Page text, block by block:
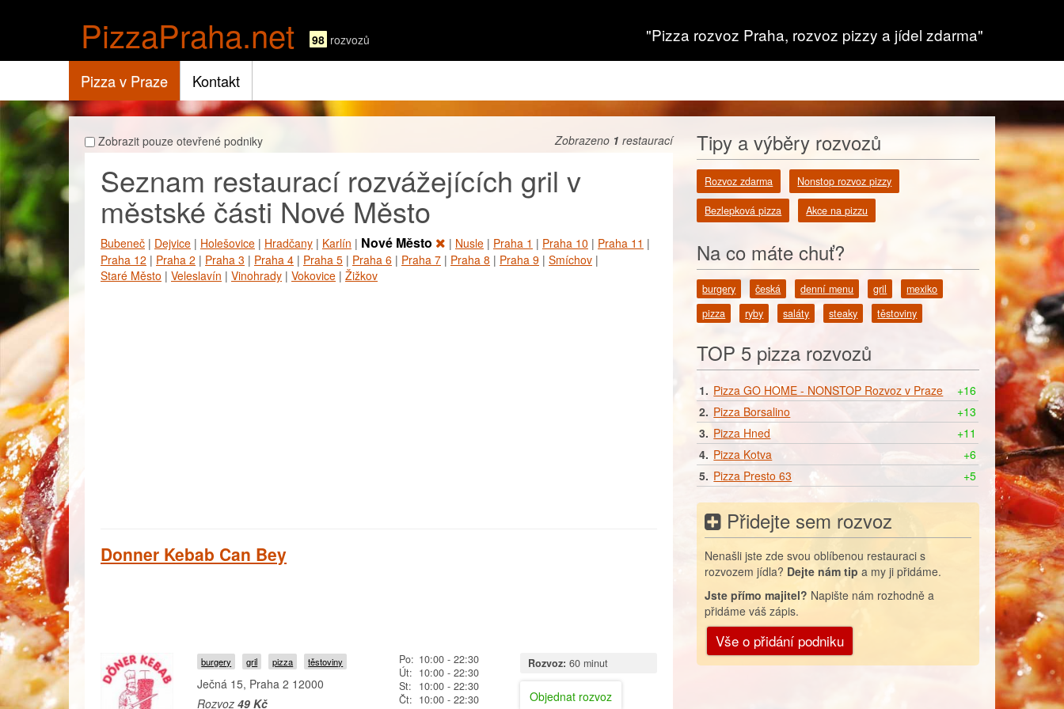
PizzaPraha.net 98 rozvozů "Pizza rozvoz Praha, rozvoz pizzy a jídel zdarma"
Pizza v Praze Kontakt
Zobrazit pouze otevřené podniky Zobrazeno 1 restaurací
Seznam restaurací rozvážejících gril v
městské části Nové Město
Bubeneč | Dejvice | Holešovice | Hradčany | Karlín | Nové Město | Nusle | Praha 1 | Praha 10 | Praha 11 |
Praha 12 | Praha 2 | Praha 3 | Praha 4 | Praha 5 | Praha 6 | Praha 7 | Praha 8 | Praha 9 | Smíchov |
Staré Město | Veleslavín | Vinohrady | Vokovice | Žižkov
Donner Kebab Can Bey
burgery gril pizza těstoviny
Ječná 15, Praha 2 12000
Rozvoz 49 Kč
Po: 10:00- 22:30
Út: 10:00- 22:30
St:
10:00- 22:30
Čt: 10:00- 22:30
Rozvoz: 60 minut
Objednat rozvoz
Tipy a výběry rozvozů
Rozvoz zdarma Nonstop rozvoz pizzy
Bezlepková pizza Akce na pizzu
Na co máte chuť?
burgery česká denní menu gril
mexiko
pizza
ryby saláty steaky těstoviny
TOP 5 pizza rozvozů
1. Pizza GO HOME - NONSTOP Rozvoz v Praze
+16
2. Pizza Borsalino
+13
3. Pizza Hned
+11
4. Pizza Kotva
+6
5. Pizza Presto 63 +5
Přidejte sem rozvoz
Nenašli jste zde svou oblíbenou restauraci s
rozvozem jídla? Dejte nám tip a my ji přidáme.
Jste přímo majitel? Napište nám rozhodně a
přidáme váš zápis.
Vše o přidání podniku